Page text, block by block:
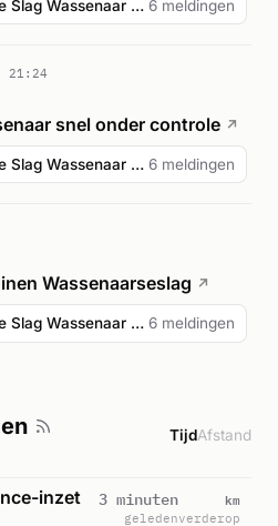
Duinbrand Wassenaarse Slag Wassenaar onder controle 6 meldingen
21:24
snel onder controle ↗
Duinbrand Wassenaarse Slag Wassenaar onder controle 6 meldingen
Wassenaarseslag ↗
Duinbrand Wassenaarse Slag Wassenaar onder controle 6 meldingen
TijdAfstand
inzet 3 minuten
geleden
km
verderop